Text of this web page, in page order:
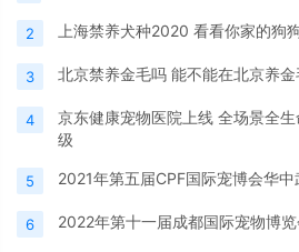
2 上海禁养犬种2020 看看你家的狗
3 北京禁养金毛吗 能不能在北京养金
4
京东健康宠物医院上线 全场景全
级
5 2021年第五届CPF国际宠博会华中
6 2022年第十一届成都国际宠物博览